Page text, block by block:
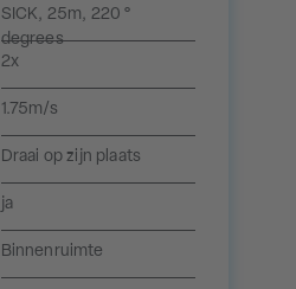
SICK, 25m, 220 °
degrees
2x
1.75m/s
Draai op zijn plaats
ja
Binnenruimte